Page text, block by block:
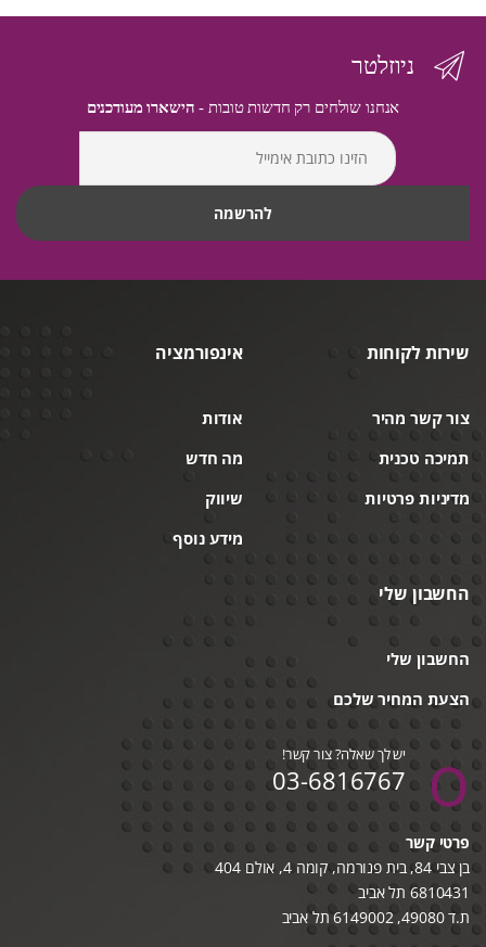
ניוזלטר
אנחנו שולחים רק חדשות טובות - הישארו מעודכנים
שירות לקוחות
צור קשר מהיר
תמיכה טכנית
מדיניות פרטיות
אינפורמציה
אודות
מה חדש
שיווק
מידע נוסף
החשבון שלי
החשבון שלי
הצעת המחיר שלכם
יש לך שאלה? צור קשר!
03-6816767
פרטי קשר
בן צבי 84, בית פנורמה, קומה 4, אולם 404
6810431 תל אביב
ת.ד 49080, 6149002 תל אביב